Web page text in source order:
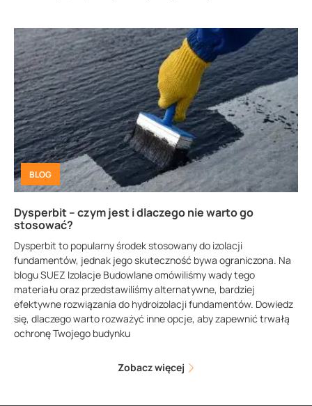
BLOG
Dysperbit – czym jest i dlaczego nie warto go
stosować?
Dysperbit to popularny środek stosowany do izolacji
fundamentów, jednak jego skuteczność bywa ograniczona. Na
blogu SUEZ Izolacje Budowlane omówiliśmy wady tego
materiału oraz przedstawiliśmy alternatywne, bardziej
efektywne rozwiązania do hydroizolacji fundamentów. Dowiedz
się, dlaczego warto rozważyć inne opcje, aby zapewnić trwałą
ochronę Twojego budynku
Zobacz więcej